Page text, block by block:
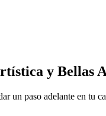
y Bellas
un paso adelante en tu